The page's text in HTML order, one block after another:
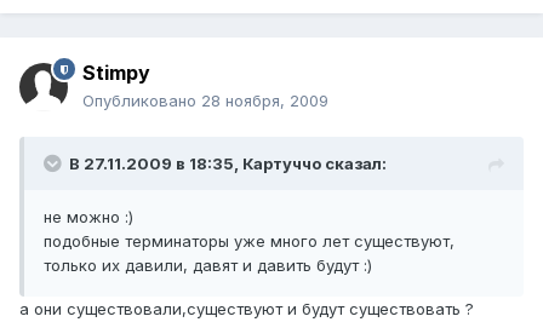
Stimpy
Опубликовано 28 ноября, 2009
В 27.11.2009 в 18:35, Картуччо сказал:
не можно :)
подобные терминаторы уже много лет существуют,
только их давили, давят и давить будут :)
а они существовали,существуют и будут существовать ?